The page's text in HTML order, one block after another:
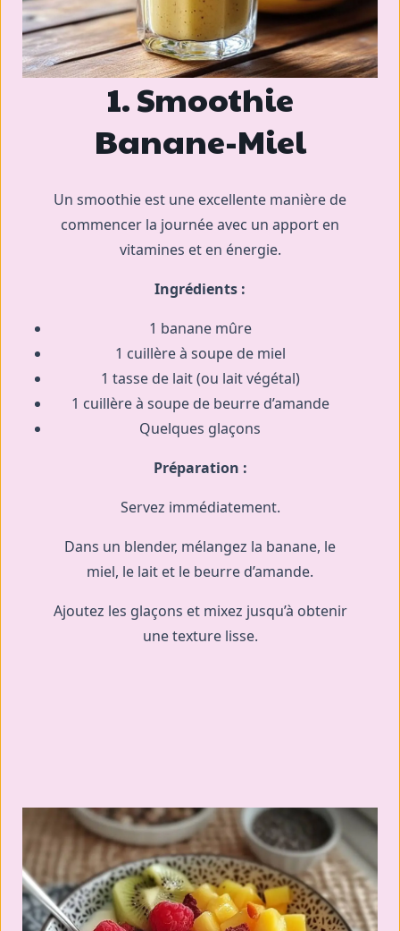
1. Smoothie
Banane-Miel
Un smoothie est une excellente manière de
commencer la journée avec un apport en
vitamines et en énergie.
Ingrédients :
1 banane mûre
1 cuillère à soupe de miel
1 tasse de lait (ou lait végétal)
1 cuillère à soupe de beurre d’amande
Quelques glaçons
Préparation :
Servez immédiatement.
Dans un blender, mélangez la banane, le
miel, le lait et le beurre d’amande.
Ajoutez les glaçons et mixez jusqu’à obtenir
une texture lisse.